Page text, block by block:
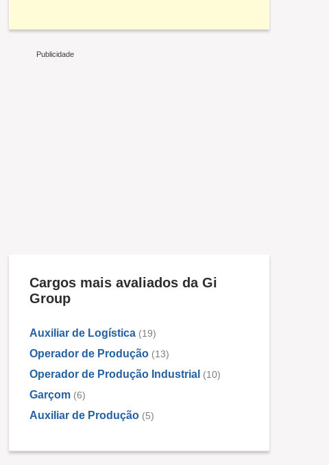
Cargos mais avaliados da Gi
Group
Auxiliar de Logística (19)
Operador de Produção (13)
Operador de Produção Industrial (10)
Garçom (6)
Auxiliar de Produção (5)